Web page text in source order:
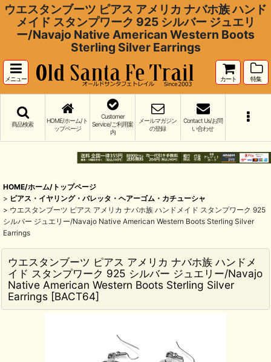
ウエスタンブーツ ピアス アメリカ ナバホ族 ハンド
メイド スタンプワーク 925 シルバー ジュエリ
ー/Navajo Native American Western Boots
Sterling Silver Earrings
メニュー カート 特集
商品検索
HOME/ホーム/ト
ップページ
Customer
Service/ご利用案
内
メールマガジン
の登録
Contact Us/お問
い合わせ
HOME/ホーム/トップページ
> ピアス・イヤリング・バレッタ・ヘアーゴム・カチューシャ
> ウエスタンブーツ ピアス アメリカ ナバホ族 ハンドメイド スタンプワーク 925
シルバー ジュエリー/Navajo Native American Western Boots Sterling Silver
Earrings
ウエスタンブーツ ピアス アメリカ ナバホ族 ハンドメ
イド スタンプワーク 925 シルバー ジュエリー/Navajo
Native American Western Boots Sterling Silver
Earrings [BACT64]